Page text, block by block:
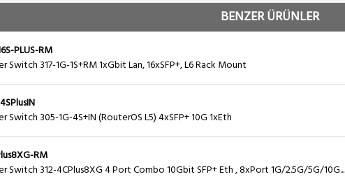
BENZER ÜRÜNLER
PLUS-RM
Switch 317-1G-1S+RM 1xGbit Lan, 16xSFP+, L6 Rack Mount
Switch 305-1G-4S+IN (RouterOS L5) 4xSFP+ 10G 1xEth
RM
Switch 312-4CPlus8XG 4 Port Combo 10Gbit SFP+ Eth , 8xPort 1G/2.5G/5G/10G...